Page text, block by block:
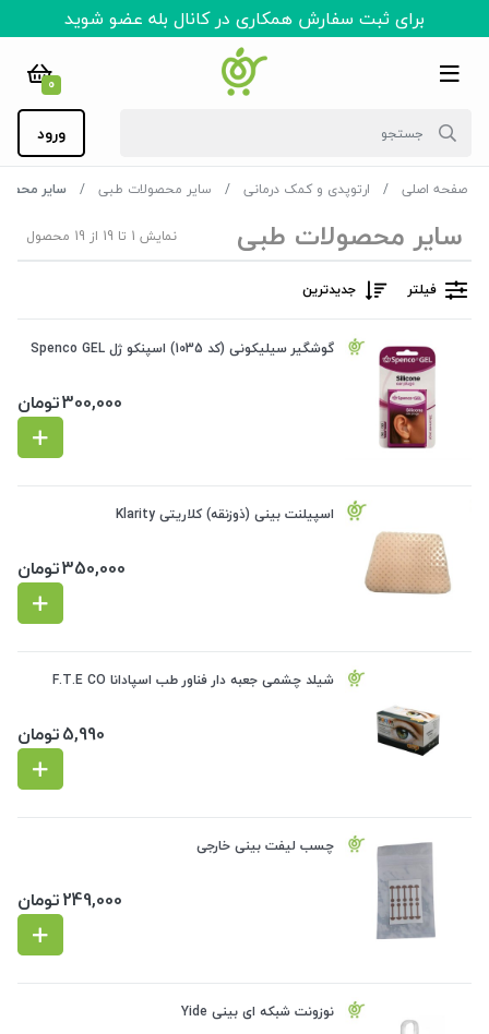
برای ثبت سفارش همکاری در کانال بله عضو شوید
0
ورود
صفحه اصلی ارتوپدی و کمک درمانی سایر محصولات طبی سایر
سایر محصولات طبی نمایش 1 تا 19 از 19 محصول
فیلتر جدیدترین
گوشگیر سیلیکونی (کد 1035) اسپنکو ژل Spenco GEL
300,000تومان
اسپیلنت بینی (ذوزنقه) کلاریتی Klarity
350,000تومان
شیلد چشمی جعبه دار فناور طب اسپادانا F.T.E CO
5,990تومان
چسب لیفت بینی خارجی
249,000تومان
نوزونت شبکه ای بینی Yide